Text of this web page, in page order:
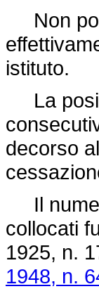
Non
istituto.
La
decorso
Il
collocati
1925, n.
1948, n.